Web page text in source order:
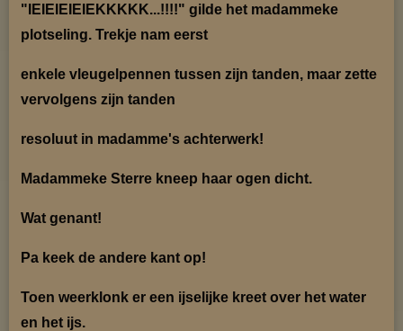
"IEIEIEIEIEKKKKK...!!!!" gilde het madammeke
plotseling. Trekje nam eerst
enkele vleugelpennen tussen zijn tanden, maar zette
vervolgens zijn tanden
resoluut in madamme's achterwerk!
Madammeke Sterre kneep haar ogen dicht.
Wat genant!
Pa keek de andere kant op!
Toen weerklonk er een ijselijke kreet over het water
en het ijs.